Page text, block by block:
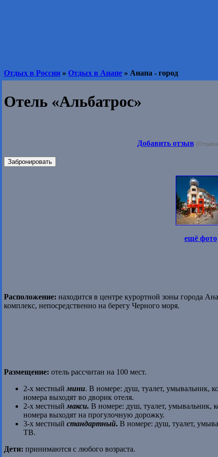
Отдых в России » Отдых в Анапе » Анапа - город
Отель «Альбатрос»
Добавить отзыв
Забронировать
ещё фото
Расположение: находится в центре курортной зоны города
комплекс, непосредственно на берегу Черного моря.
Размещение: отель рассчитан на 100 мест.
2-х местныймини. В номере: душ, туалет, умывальник,
номера выходят во дворик отеля.
2-х местныймакси. В номере: душ, туалет, умывальник,
номера выходят на прогулочную дорожку.
3-х местный стандартный. В номере: душ, туалет,
ТВ.
Дети: принимаются с любого возраста.